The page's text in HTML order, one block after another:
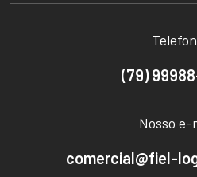
(79)
Nosso e-
comercial@fiel-